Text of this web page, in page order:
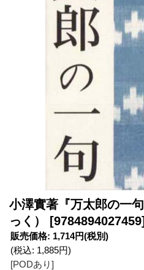
小澤實著『万太郎の一
っく）
販売価格: 1,714円(税別)
(税込: 1,885円)
[PODあり]